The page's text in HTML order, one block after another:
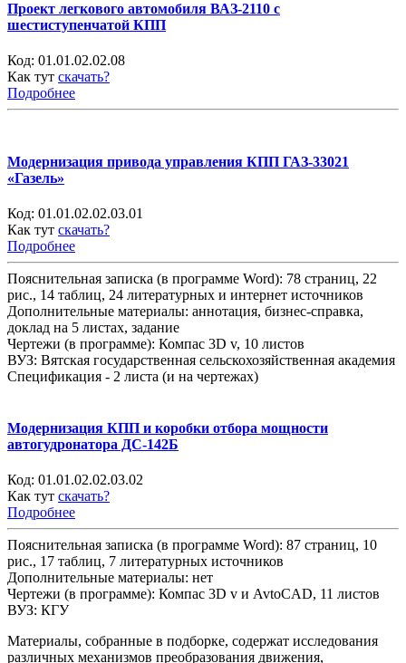
Проект легкового автомобиля ВАЗ-2110 с
шестиступенчатой КПП
Код: 01.01.02.02.08
Как тут скачать?
Подробнее
Модернизация привода управления КПП ГАЗ-33021
«Газель»
Код: 01.01.02.02.03.01
Как тут скачать?
Подробнее
Пояснительная записка (в программе Word): 78 страниц, 22
рис., 14 таблиц, 24 литературных и интернет источников
Дополнительные материалы: аннотация, бизнес-справка,
доклад на 5 листах, задание
Чертежи (в программе): Компас 3D v, 10 листов
ВУЗ: Вятская государственная сельскохозяйственная академия
Спецификация - 2 листа (и на чертежах)
Модернизация КПП и коробки отбора мощности
автогудронатора ДС-142Б
Код: 01.01.02.02.03.02
Как тут скачать?
Подробнее
Пояснительная записка (в программе Word): 87 страниц, 10
рис., 17 таблиц, 7 литературных источников
Дополнительные материалы: нет
Чертежи (в программе): Компас 3D v и AvtoCAD, 11 листов
ВУЗ: КГУ
Материалы, собранные в подборке, содержат исследования
различных механизмов преобразования движения,